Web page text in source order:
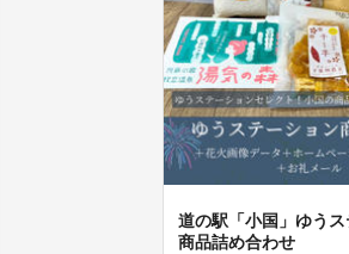
道の駅「小国」ゆう
商品詰め合わせ